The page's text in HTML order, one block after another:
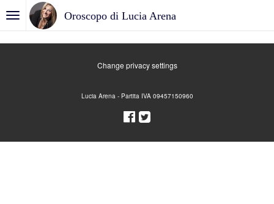
Oroscopo di Lucia Arena
Change privacy settings
Lucia Arena - Partita IVA 09457150960